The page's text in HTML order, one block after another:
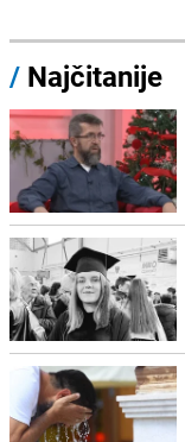
/ Najčitanije